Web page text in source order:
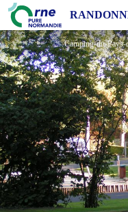
Camping de la Fouquerie